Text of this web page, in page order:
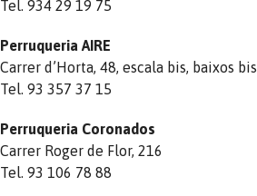
Tel. 934 29 19 75
Perruqueria AIRE
Carrer d’Horta, 48, escala bis, baixos bis
Tel. 93 357 37 15
Perruqueria Coronados
Carrer Roger de Flor, 216
Tel. 93 106 78 88